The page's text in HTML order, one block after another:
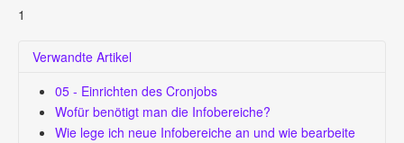
1
Verwandte Artikel
05 - Einrichten des Cronjobs
Wofür benötigt man die Infobereiche?
Wie lege ich neue Infobereiche an und wie bearbeite